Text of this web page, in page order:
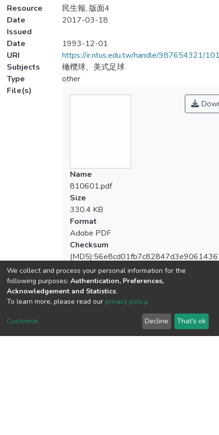
Resource
民生報, 版面4
Date
Issued
2017-03-18
Date
1993-12-01
URI
https://ir.ntus.edu.tw/handle/987654321/
Subjects
橄欖球、美式足球
Type
other
File(s)
Name
810601.pdf
Size
330.4 KB
Format
Adobe PDF
Checksum
View metrics
We collect and process your personal information for the
following purposes: Authentication, Preferences,
Acknowledgement and Statistics.
To learn more, please read our privacy policy.
Customize Decline That's ok